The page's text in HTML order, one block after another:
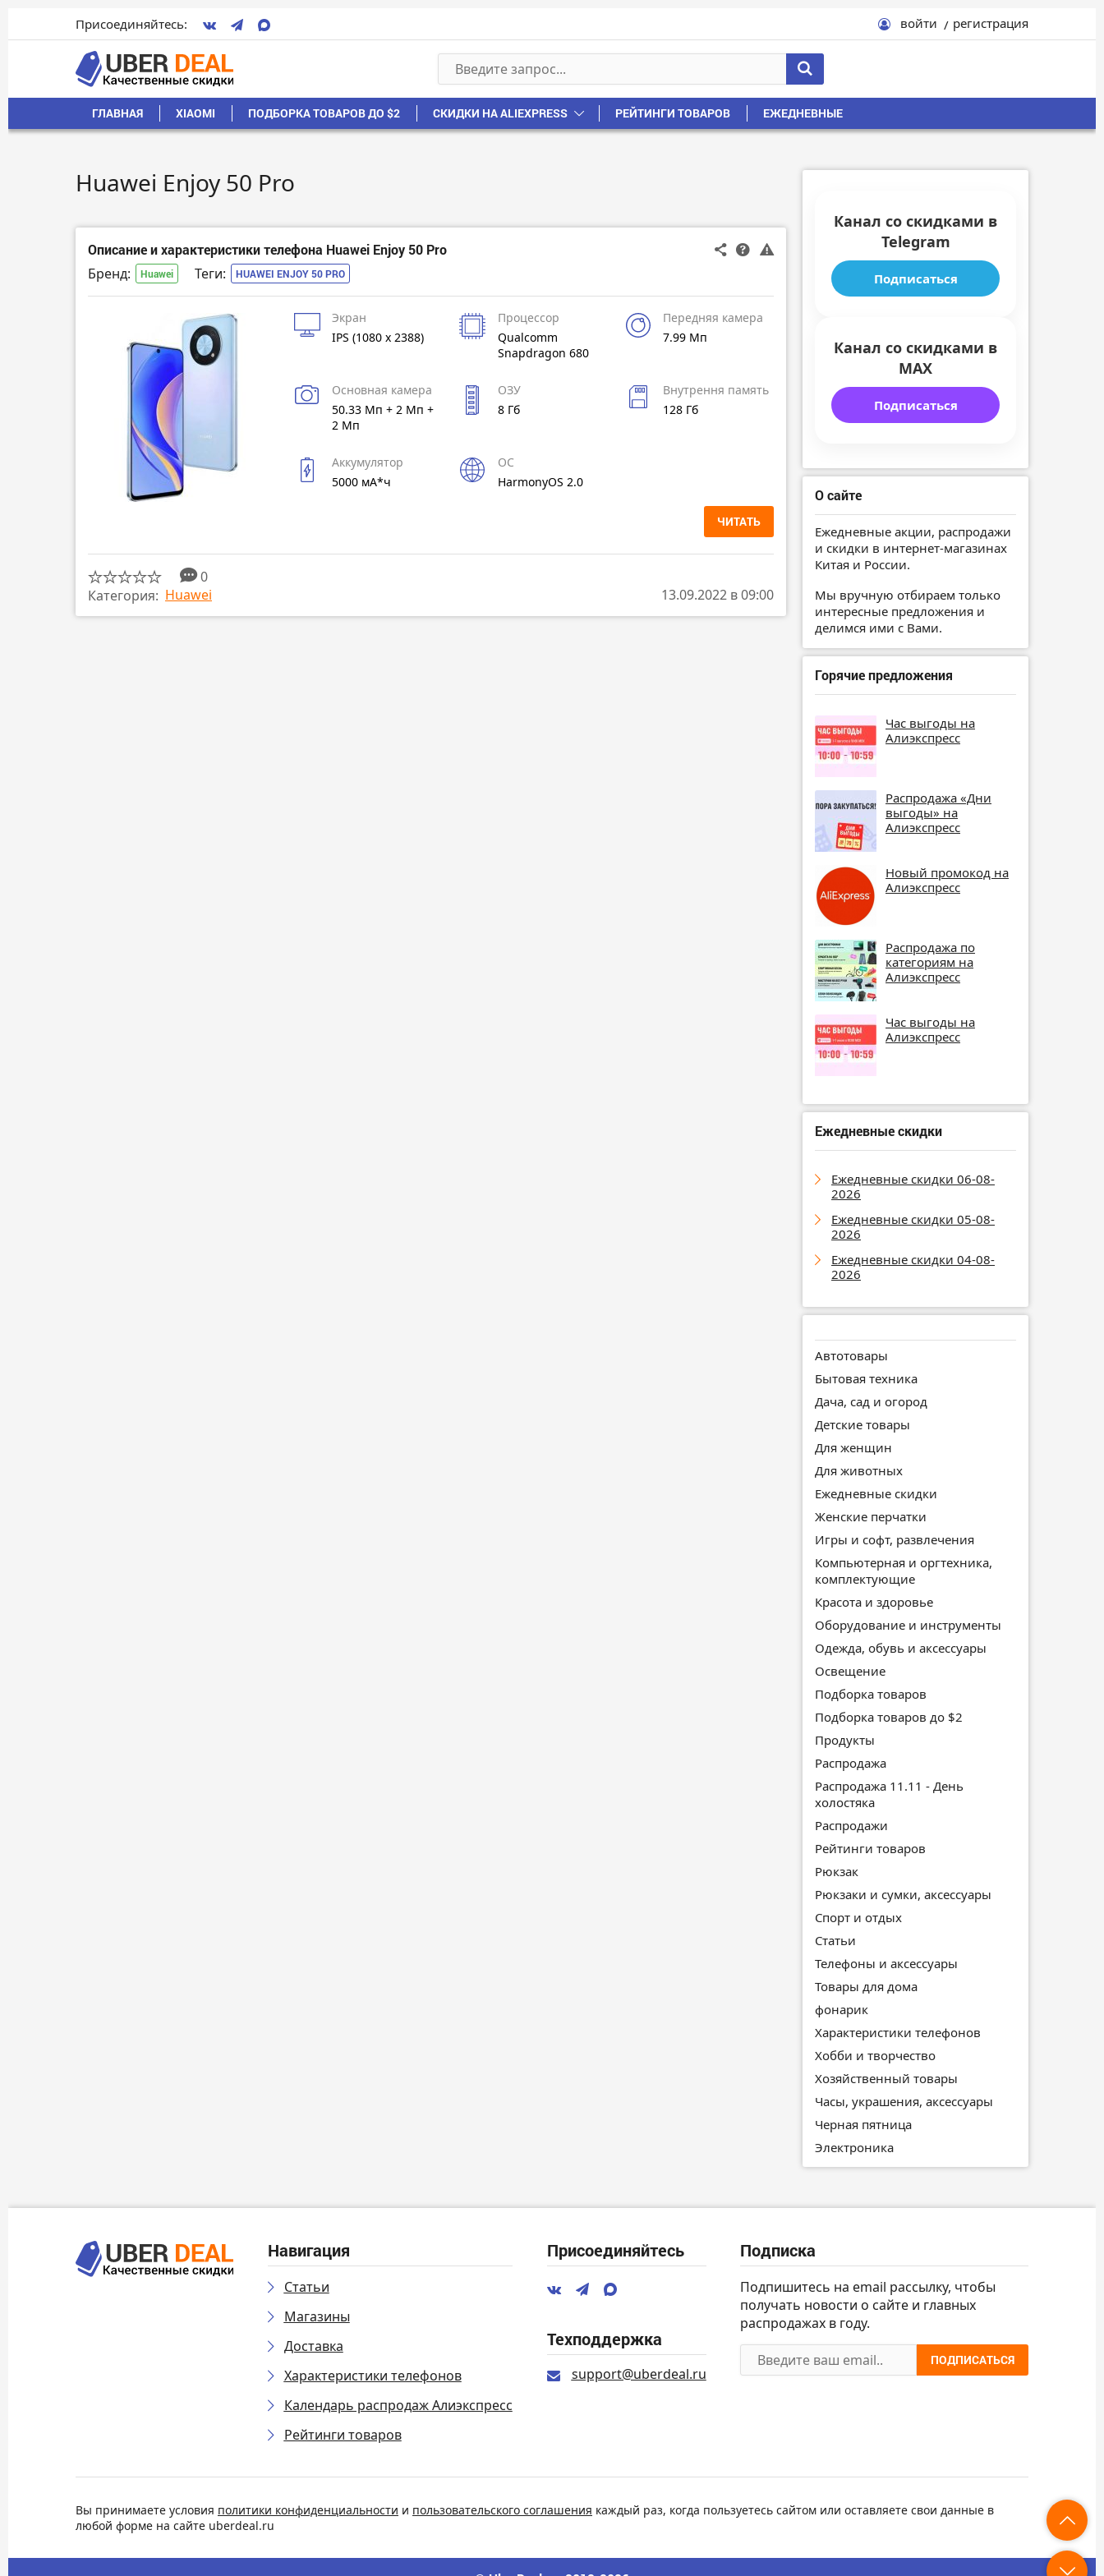
Присоединяйтесь: войти регистрация
ГЛАВНАЯ XIAOMI ПОДБОРКА ТОВАРОВ ДО $2 СКИДКИ НА ALIEXPRESS РЕЙТИНГИ ТОВАРОВ ЕЖЕДНЕВНЫЕ
Huawei Enjoy 50 Pro
Описание и характеристики телефона Huawei Enjoy 50 Pro
Бренд: Huawei Теги: HUAWEI ENJOY 50 PRO
Экран
IPS (1080 x 2388)
Процессор
Qualcomm
Snapdragon 680
Передняя камера
7.99 Мп
Основная камера
50.33 Мп + 2 Мп +
2 Мп
ОЗУ
8 Гб
Внутрення память
128 Гб
Аккумулятор
5000 мА*ч
ОС
HarmonyOS 2.0
ЧИТАТЬ
0
Категория: Huawei 13.09.2022 в 09:00
Канал со скидками в
Telegram
Подписаться
Канал со скидками в
MAX
Подписаться
О сайте
Ежедневные акции, распродажи
и скидки в интернет-магазинах
Китая и России.
Мы вручную отбираем только
интересные предложения и
делимся ими с Вами.
Горячие предложения
Час выгоды на
Алиэкспресс
Распродажа «Дни
выгоды» на
Алиэкспресс
Новый промокод на
Алиэкспресс
Распродажа по
категориям на
Алиэкспресс
Час выгоды на
Алиэкспресс
Ежедневные скидки
Ежедневные скидки 06-08-
2026
Ежедневные скидки 05-08-
2026
Ежедневные скидки 04-08-
2026
Автотовары
Бытовая техника
Дача, сад и огород
Детские товары
Для женщин
Для животных
Ежедневные скидки
Женские перчатки
Игры и софт, развлечения
Компьютерная и оргтехника,
комплектующие
Красота и здоровье
Оборудование и инструменты
Одежда, обувь и аксессуары
Освещение
Подборка товаров
Подборка товаров до $2
Продукты
Распродажа
Распродажа 11.11 - День
холостяка
Распродажи
Рейтинги товаров
Рюкзак
Рюкзаки и сумки, аксессуары
Спорт и отдых
Статьи
Телефоны и аксессуары
Товары для дома
фонарик
Характеристики телефонов
Хобби и творчество
Хозяйственный товары
Часы, украшения, аксессуары
Черная пятница
Электроника
Навигация
Статьи
Магазины
Доставка
Характеристики телефонов
Календарь распродаж Алиэкспресс
Рейтинги товаров
Присоединяйтесь
Техподдержка
support@uberdeal.ru
Подписка
Подпишитесь на email рассылку, чтобы
получать новости о сайте и главных
распродажах в году.
ПОДПИСАТЬСЯ
Вы принимаете условия политики конфиденциальности и пользовательского соглашения каждый раз, когда пользуетесь сайтом или оставляете свои данные в
любой форме на сайте uberdeal.ru